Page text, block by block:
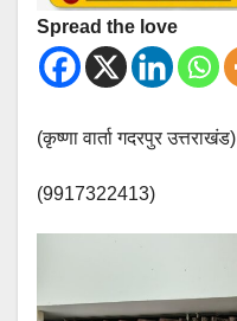
Spread the love
(कृष्णा वार्ता गदरपुर उत्तराखंड)
(9917322413)